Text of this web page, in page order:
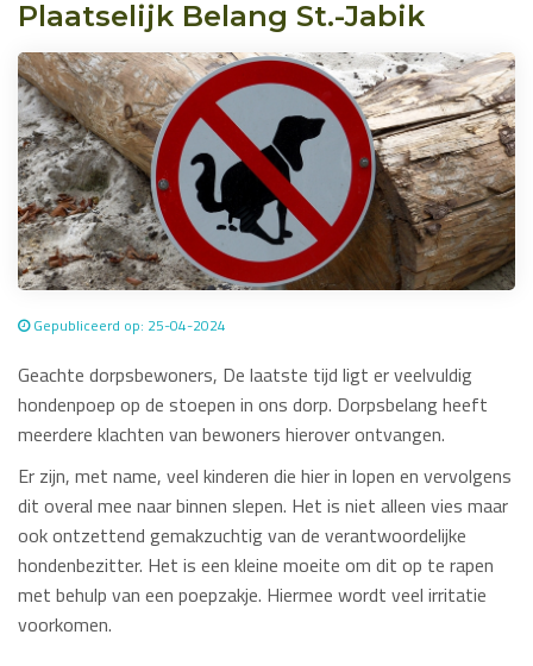
Plaatselijk Belang St.-Jabik
Gepubliceerd op: 25-04-2024
Geachte dorpsbewoners, De laatste tijd ligt er veelvuldig
hondenpoep op de stoepen in ons dorp. Dorpsbelang heeft
meerdere klachten van bewoners hierover ontvangen.
Er zijn, met name, veel kinderen die hier in lopen en vervolgens
dit overal mee naar binnen slepen. Het is niet alleen vies maar
ook ontzettend gemakzuchtig van de verantwoordelijke
hondenbezitter. Het is een kleine moeite om dit op te rapen
met behulp van een poepzakje. Hiermee wordt veel irritatie
voorkomen.